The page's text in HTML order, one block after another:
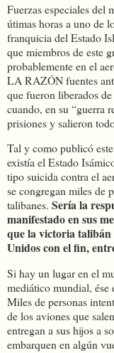
Fuerzas especiales del
útimas horas a uno de
franquicia del Estado
que miembros de este
probablemente en el
LA RAZÓN fuentes
que fueron liberados
cuando, en su “guerra
prisiones y salieron
Tal y como publicó
existía el Estado
tipo suicida contra el
se congregan miles de
talibanes. Sería la
manifestado en sus
que la victoria
Unidos con el fin,
Si hay un lugar en el
mediático mundial, ése
Miles de personas
de los aviones que
entregan a sus hijos a
embarquen en algún